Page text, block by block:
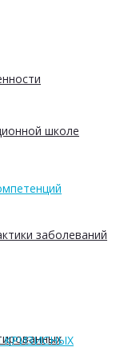
школе
заболеваний